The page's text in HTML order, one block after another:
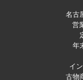
名古
営
年
イ
古物